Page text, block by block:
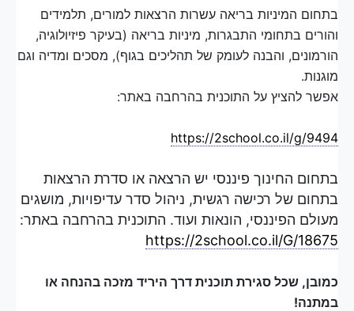
בתחום המיניות בריאה עשרות הרצאות למורים, תלמידים
והורים בתחומי התבגרות, מיניות בריאה (בעיקר פיזיולוגיה,
הורמונים, והבנה לעומק של תהליכים בגוף), מסכים ומדיה וגם
מוגנות.
אפשר להציץ על התוכנית בהרחבה באתר:
https://2school.co.il/g/9494
בתחום החינוך פיננסי יש הרצאה או סדרת הרצאות
בתחום של רכישה רגשית, ניהול סדר עדיפויות, מושגים
מעולם הפיננסי, הונאות ועוד. התוכנית בהרחבה באתר:
https://2school.co.il/G/18675
כמובן, שכל סגירת תוכנית דרך היריד מזכה בהנחה או
במתנה!